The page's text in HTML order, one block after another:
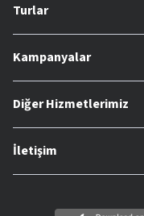
Turlar
Kampanyalar
Diğer Hizmetlerimiz
İletişim